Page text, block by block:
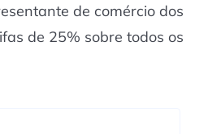
de comércio dos
de 25% sobre todos os